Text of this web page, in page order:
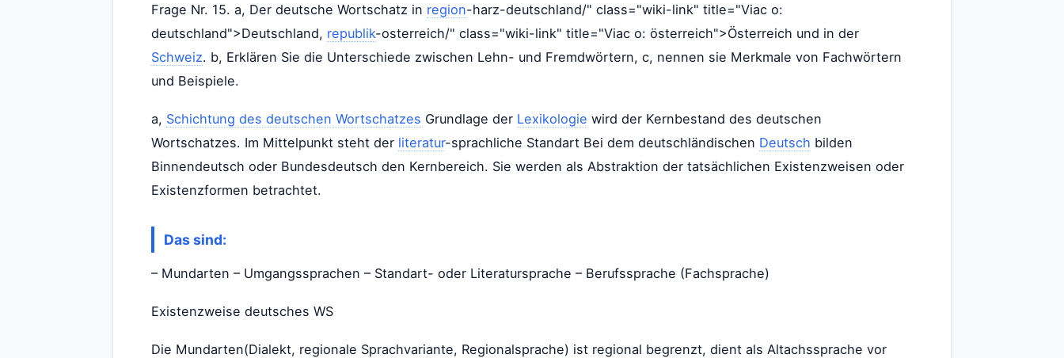
Frage Nr. 15. a, Der deutsche Wortschatz in region-harz-deutschland/" class="wiki-link" title="Viac o:
deutschland">Deutschland, republik-osterreich/" class="wiki-link" title="Viac o: österreich">Österreich und in der
Schweiz. b, Erklären Sie die Unterschiede zwischen Lehn- und Fremdwörtern, c, nennen sie Merkmale von Fachwörtern
und Beispiele.
a, Schichtung des deutschen Wortschatzes Grundlage der Lexikologie wird der Kernbestand des deutschen
Wortschatzes. Im Mittelpunkt steht der literatur-sprachliche Standart Bei dem deutschländischen Deutsch bilden
Binnendeutsch oder Bundesdeutsch den Kernbereich. Sie werden als Abstraktion der tatsächlichen Existenzweisen oder
Existenzformen betrachtet.
Das sind:
– Mundarten – Umgangssprachen – Standart- oder Literatursprache – Berufssprache (Fachsprache)
Existenzweise deutsches WS
Die Mundarten(Dialekt, regionale Sprachvariante, Regionalsprache) ist regional begrenzt, dient als Altachssprache vor